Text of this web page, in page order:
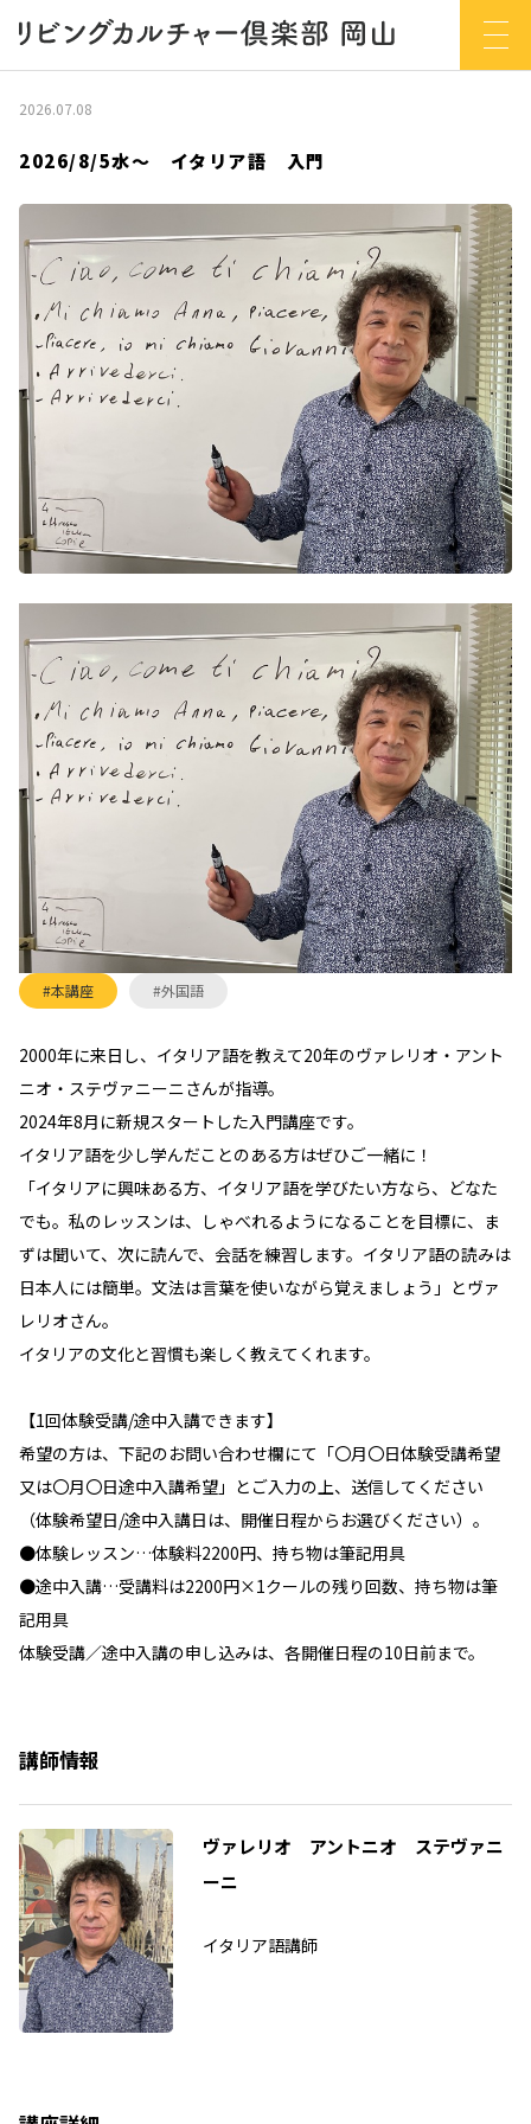
2026.07.08
2026/8/5水～ イタリア語 入門
#本講座 #外国語
2000年に来日し、イタリア語を教えて20年のヴァレリオ・アント
ニオ・ステヴァニーニさんが指導。
2024年8月に新規スタートした入門講座です。
イタリア語を少し学んだことのある方はぜひご一緒に！
「イタリアに興味ある方、イタリア語を学びたい方なら、どなた
でも。私のレッスンは、しゃべれるようになることを目標に、ま
ずは聞いて、次に読んで、会話を練習します。イタリア語の読みは
日本人には簡単。文法は言葉を使いながら覚えましょう」とヴァ
レリオさん。
イタリアの文化と習慣も楽しく教えてくれます。
【1回体験受講/途中入講できます】
希望の方は、下記のお問い合わせ欄にて「〇月〇日体験受講希望
又は〇月〇日途中入講希望」とご入力の上、送信してください
（体験希望日/途中入講日は、開催日程からお選びください）。
●体験レッスン…体験料2200円、持ち物は筆記用具
●途中入講…受講料は2200円×1クールの残り回数、持ち物は筆
記用具
体験受講／途中入講の申し込みは、各開催日程の10日前まで。
講師情報
ヴァレリオ アントニオ ステヴァニ
ーニ
イタリア語講師